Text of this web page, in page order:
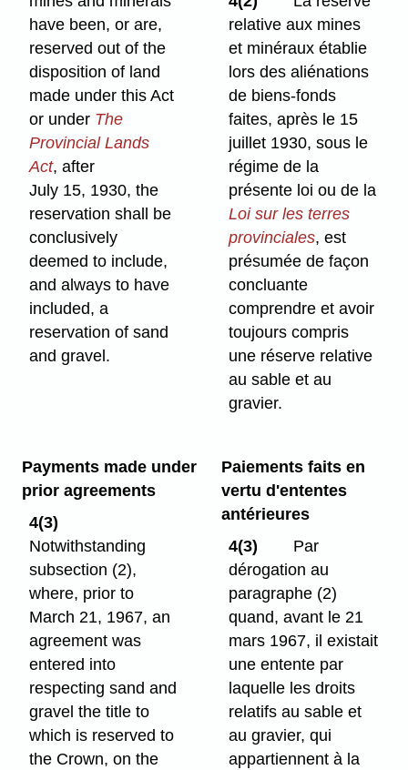
have been, or are,
reserved out of the
disposition of land
made under this Act
or under The
Provincial Lands
Act, after
July 15, 1930, the
reservation shall be
conclusively
deemed to include,
and always to have
included, a
reservation of sand
and gravel.
relative aux mines
et minéraux établie
lors des aliénations
de biens-fonds
faites, après le 15
juillet 1930, sous le
régime de la
présente loi ou de la
Loi sur les terres
provinciales, est
présumée de façon
concluante
comprendre et avoir
toujours compris
une réserve relative
au sable et au
gravier.
Payments made under
prior agreements
4(3)
Notwithstanding
subsection (2),
where, prior to
March 21, 1967, an
agreement was
entered into
respecting sand and
gravel the title to
which is reserved to
the Crown, on the
Paiements faits en
vertu d'ententes
antérieures
4(3)
Par
dérogation au
paragraphe (2)
quand, avant le 21
mars 1967, il existait
une entente par
laquelle les droits
relatifs au sable et
au gravier, qui
appartiennent à la